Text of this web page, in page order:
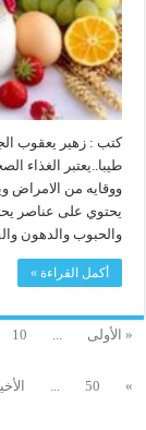
كتب : زهير يعقوب
طيبا..يعتبر الغذاء
ووقايه من الامراض
يحتوي على عناصر
والحبوب والدهون
أكمل القراءة »
« الأولى 10
»
50